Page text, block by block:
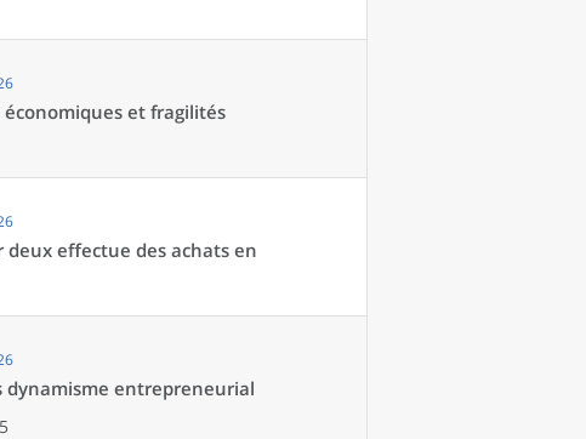
et fragilités
deux effectue des achats en
dynamisme entrepreneurial